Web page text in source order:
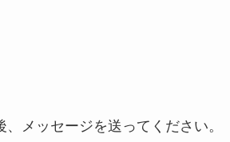
、メッセージを送ってください。